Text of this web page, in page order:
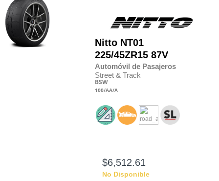
Nitto NT01
225/45ZR15 87V
Automóvil de Pasajeros
Street & Track
BSW
100/AA/A
$6,512.61
No Disponible